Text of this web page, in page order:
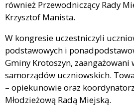
również Przewodniczący Rady
Krzysztof Manista.
W kongresie uczestniczyli
podstawowych i
Gminy Krotoszyn, zaangażowani
samorządów uczniowskich.
– opiekunowie oraz
Młodzieżową Radą Miejską.